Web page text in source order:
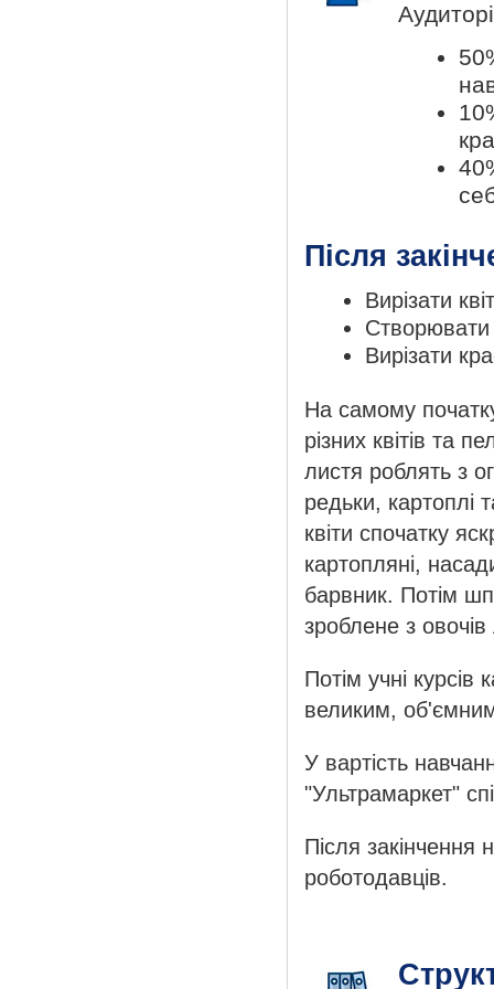
Після
Вирізати
Створювати
Вирізати
На самому
різних квітів та
листя роблять з
редьки, картоплі
квіти спочатку
картопляні,
барвник. Потім
зроблене з
Потім учні
великим,
У вартість
"Ультрамаркет"
Після закінчення
роботодавців.